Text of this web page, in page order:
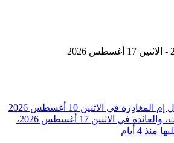
من ⁦جدة⁩ إلى ⁦المدن الثلاث⁩، والعائدة في ⁦الاثنين 17 أغسطس 2026⁩،